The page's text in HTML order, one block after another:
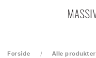
Forside Alle produkter